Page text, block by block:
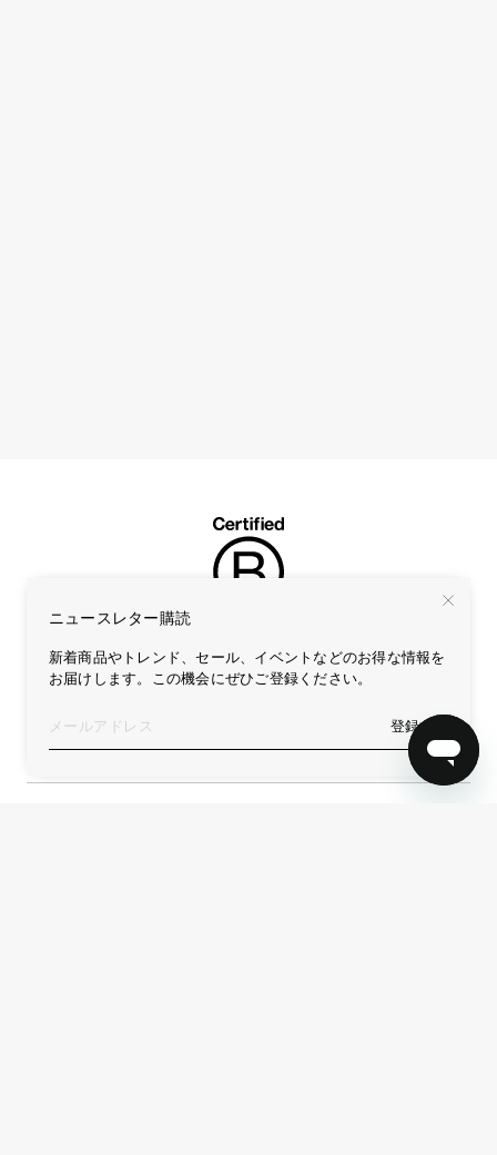
登録する
ニュースレター購読
新着商品やトレンド、セール、イベントなどのお得な情報を
お届けします。この機会にぜひご登録ください。
登録する